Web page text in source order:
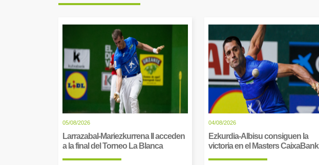
05/08/2026
Larrazabal-Mariezkurrena II acceden
a la final del Torneo La Blanca
04/08/2026
Ezkurdia-Albisu consiguen la
victoria en el Masters CaixaBank